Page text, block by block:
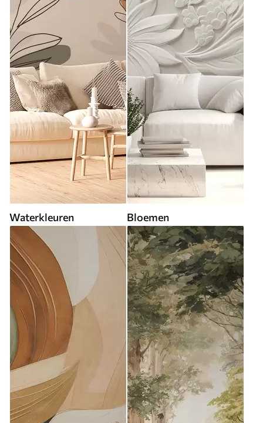
Waterkleuren Bloemen